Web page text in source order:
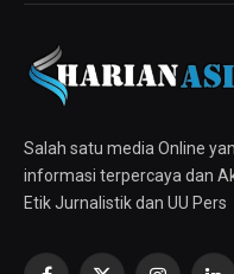
Salah satu media Online
informasi terpercaya dan
Etik Jurnalistik dan UU Pers